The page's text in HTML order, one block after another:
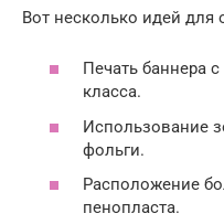
Вот несколько идей
Печать баннера
класса.
Использование
фольги.
Расположение
пенопласта.